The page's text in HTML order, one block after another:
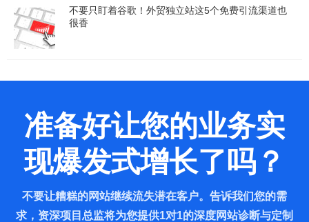
不要只盯着谷歌！外贸独立站这5个免费引流渠道也
很香
准备好让您的业务实
现爆发式增长了吗？
不要让糟糕的网站继续流失潜在客户。告诉我们您的需
求，资深项目总监将为您提供1对1的深度网站诊断与定制